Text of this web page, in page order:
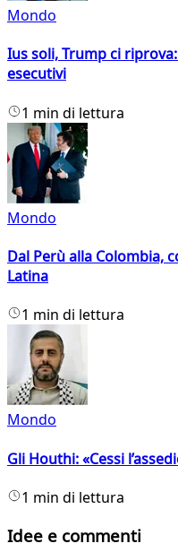
Mondo
Ius soli, Trump ci
esecutivi
1 min di lettura
Mondo
Dal Perù alla Colombia,
Latina
1 min di lettura
Mondo
Gli Houthi: «Cessi
1 min di lettura
Idee e commenti